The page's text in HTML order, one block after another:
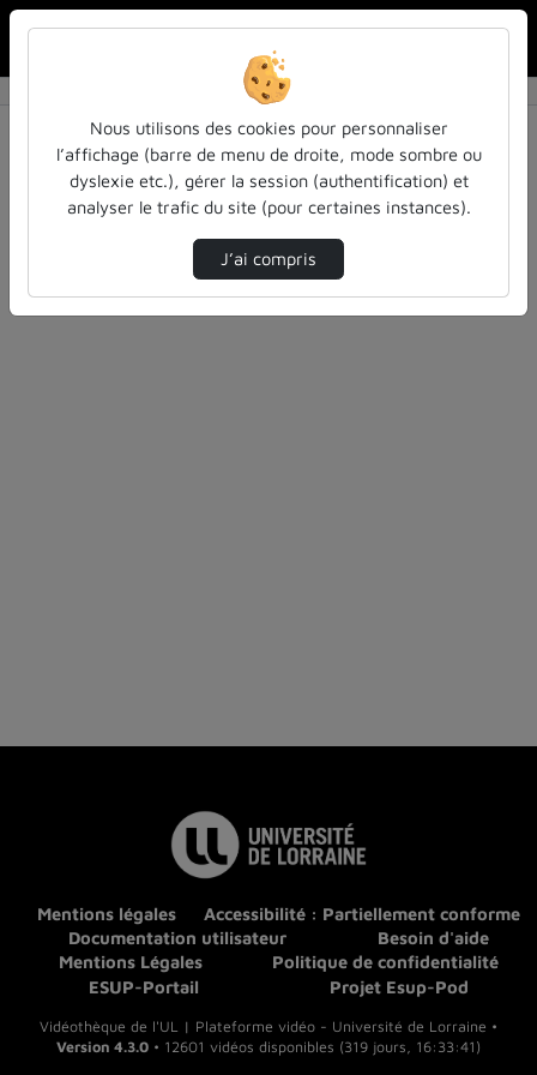
Résultats de la recherche
Filtres actifs (cliquer pour en retirer) :
la-philo-en-petits-morceaux
einstein cours-formations
Mentions légales
Accessibilité : Partiellement conforme
Documentation utilisateur
Besoin d'aide
Mentions Légales
Politique de confidentialité
ESUP-Portail
Projet Esup-Pod
Vidéothèque de l'UL | Plateforme vidéo - Université de Lorraine •
Version 4.3.0 • 12601 vidéos disponibles (319 jours, 16:33:41)
Nous utilisons des cookies pour personnaliser
l’affichage (barre de menu de droite, mode sombre ou
dyslexie etc.), gérer la session (authentification) et
analyser le trafic du site (pour certaines instances).
J’ai compris